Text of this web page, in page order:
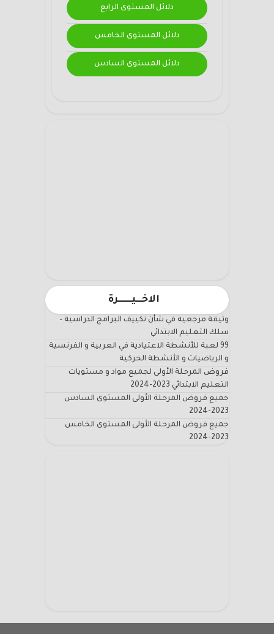
دلائل المستوى الرابع
دلائل المستوى الخامس
دلائل المستوى السادس
الاخـــيـــــــرة
وثيقة مرجعية في شأن تكييف البرامج الدراسية –
سلك التعليم الابتدائي
99 لعبة للأنشطة الاعتيادية في العربية و الفرنسية
و الرياضيات و الأنشطة الحركية
فروض المرحلة الأولى لجميع مواد و مستويات
التعليم الابتدائي 2023-2024
جميع فروض المرحلة الأولى المستوى السادس
2023-2024
جميع فروض المرحلة الأولى المستوى الخامس
2023-2024